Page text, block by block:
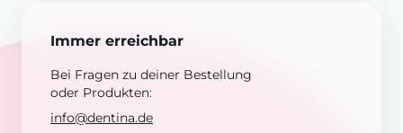
Immer erreichbar
Bei Fragen zu deiner Bestellung
oder Produkten:
info@dentina.de